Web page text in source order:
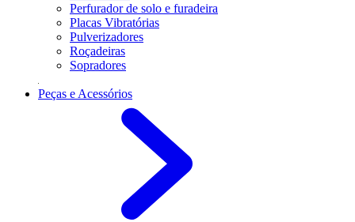
Perfurador de solo e furadeira
Placas Vibratórias
Pulverizadores
Roçadeiras
Sopradores
Peças e Acessórios